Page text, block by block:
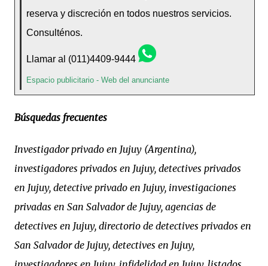
reserva y discreción en todos nuestros servicios.
Consulténos.
Llamar al (011)4409-9444
Espacio publicitario - Web del anunciante
Búsquedas frecuentes
Investigador privado en Jujuy (Argentina),
investigadores privados en Jujuy, detectives privados
en Jujuy, detective privado en Jujuy, investigaciones
privadas en San Salvador de Jujuy, agencias de
detectives en Jujuy, directorio de detectives privados en
San Salvador de Jujuy, detectives en Jujuy,